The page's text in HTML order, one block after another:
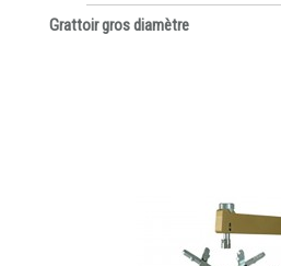
Grattoir gros diamètre